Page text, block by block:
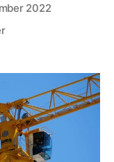
2022
till
ut
bensinen
mot
elektricitet